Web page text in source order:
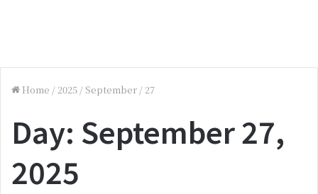
Home /2025 / September /27
Day: September 27,
2025